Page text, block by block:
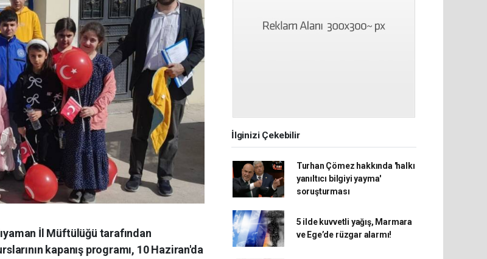
İl Müftülüğü tarafından
kapanış programı, 10 Haziran'da
İlginizi Çekebilir
Turhan Çömez hakkında 'halkı
yanıltıcı bilgiyi yayma'
soruşturması
5 ilde kuvvetli yağış, Marmara
ve Ege’de rüzgar alarmı!